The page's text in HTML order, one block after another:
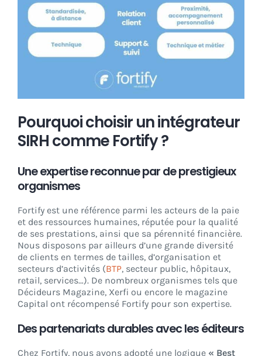
Pourquoi choisir un intégrateur
SIRH comme Fortify ?
Une expertise reconnue par de prestigieux
organismes
Fortify est une référence parmi les acteurs de la paie
et des ressources humaines, réputée pour la qualité
de ses prestations, ainsi que sa pérennité financière.
Nous disposons par ailleurs d’une grande diversité
de clients en termes de tailles, d’organisation et
secteurs d’activités (BTP, secteur public, hôpitaux,
retail, services…). De nombreux organismes tels que
Décideurs Magazine, Xerfi ou encore le magazine
Capital ont récompensé Fortify pour son expertise.
Des partenariats durables avec les éditeurs
Chez Fortify, nous avons adopté une logique « Best